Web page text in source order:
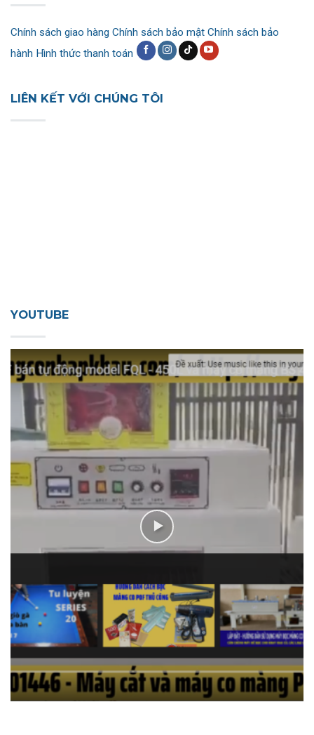
Chính sách giao hàng Chính sách bảo mật Chính sách bảo
hành Hình thức thanh toán
LIÊN KẾT VỚI CHÚNG TÔI
YOUTUBE